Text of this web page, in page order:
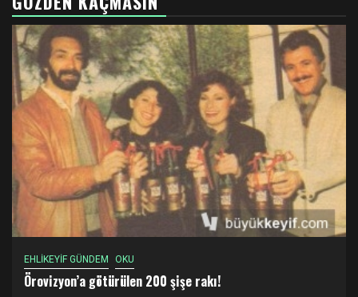
EHLİKEYİF GÜNDEM OKU
Örovizyon’a götürülen 200 şişe rakı!